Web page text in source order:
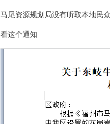
马尾资源规划局没有听取本地民
看这个通知